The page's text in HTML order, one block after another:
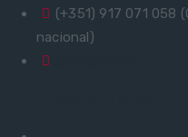
(+351) 917 071 058
nacional)